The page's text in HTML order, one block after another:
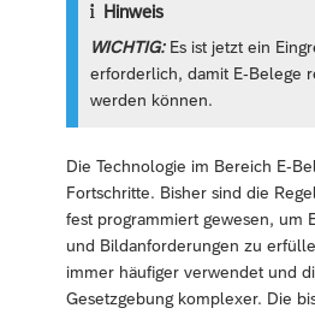
Hinweis
WICHTIG:Es ist jetzt ein
erforderlich, damit E-Belege
werden können.
Die Technologie im Bereich E-
Fortschritte. Bisher sind die
fest programmiert gewesen, um
und Bildanforderungen zu
immer häufiger verwendet und
Gesetzgebung komplexer. Die